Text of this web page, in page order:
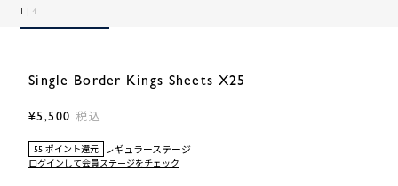
1 | 4
Single Border Kings Sheets X25
¥5,500 税込
55 ポイント還元 レギュラーステージ
ログインして会員ステージをチェック